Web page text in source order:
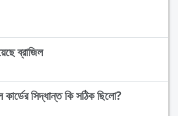
ব্রাজিল
কার্ডের সিদ্ধান্ত কি সঠিক ছিলো?